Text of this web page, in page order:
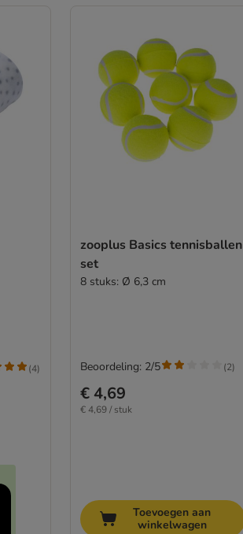
(4)
zooplus Basics tennisballen
set
8 stuks: Ø 6,3 cm
€ 4,69
€ 4,69 / stuk
Beoordeling: 2/5 (2)
Toevoegen aan
winkelwagen